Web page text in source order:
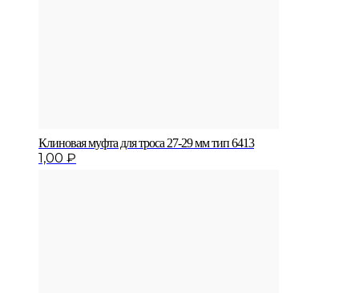
Клиновая муфта для троса 27-29 мм тип 6413
1,00 ₽